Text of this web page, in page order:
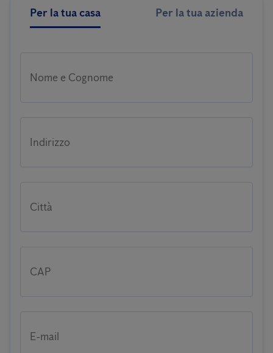
Per la tua casa Per la tua azienda
Nome e Cognome
Indirizzo
Città
CAP
E-mail